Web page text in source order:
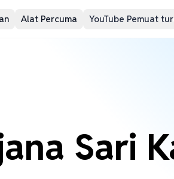
Alat Percuma YouTube Pemuat
Sari